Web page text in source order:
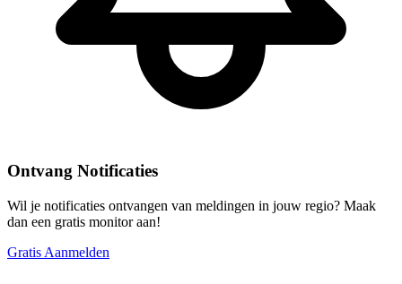
Ontvang Notificaties
Wil je notificaties ontvangen van meldingen in jouw regio? Maak
dan een gratis monitor aan!
Gratis Aanmelden